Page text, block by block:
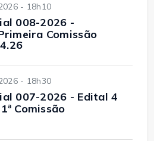
- 18h10
008-2026 -
Comissão
- 18h30
007-2026 - Edital 4
Comissão